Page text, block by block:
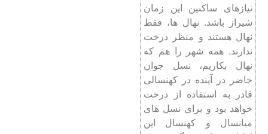
نیازهای ساکنین این زمان
شیراز باشد. نهال ها، فقط
نهال هستند و منظر درخت
ندارند. همه شهر را هم که
نهال بکاریم، نسل جوان
حاضر در آینده در کهنسالی
قادر به استفاده از درخت
خواهد بود و برای نسل های
میانسال و کهنسال این